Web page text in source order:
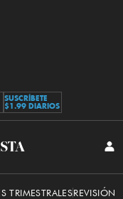
SUSCRÍBETE
$1.99 DIARIOS
TRIMESTRALESREVISIÓN